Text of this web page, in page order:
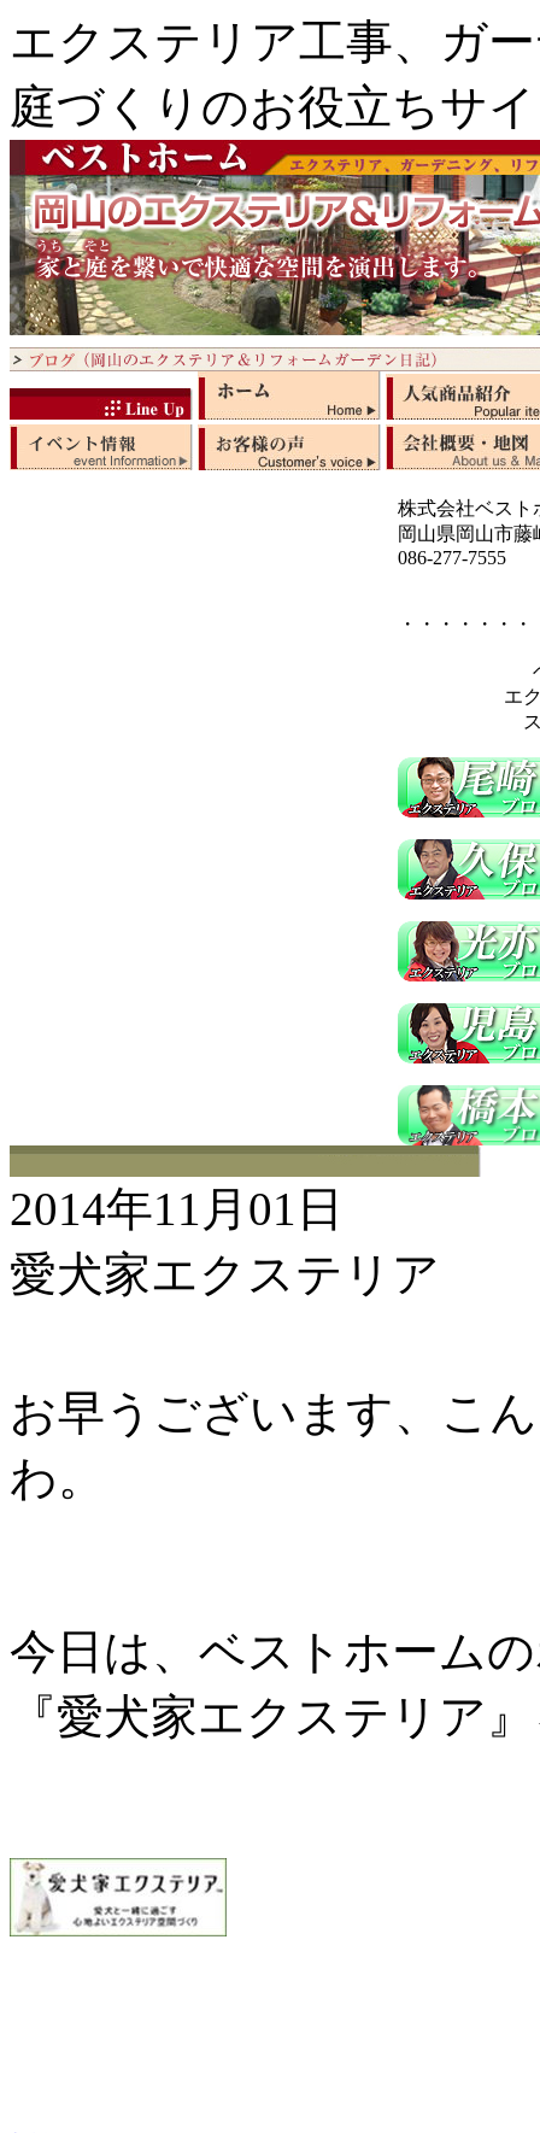
エクステリア工事、ガ
庭づくりのお役立ちサ
株式会社ベスト
岡山県岡山市藤
086-277-7555
・・・・・・
エ
2014年11月01日
愛犬家エクステリア
お早うございます、こ
わ。
今日は、ベストホーム
『愛犬家エクステリア